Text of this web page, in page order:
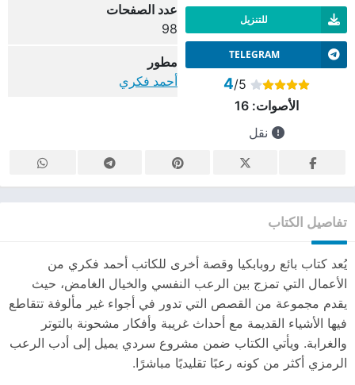
للتنزيل
TELEGRAM
4/5
الأصوات:16
نقل
عدد الصفحات
98
مطور
أحمد فكري
تفاصيل الكتاب
يُعد كتاب بائع روبابكيا وقصة أخرى للكاتب أحمد فكري من
الأعمال التي تمزج بين الرعب النفسي والخيال الغامض، حيث
يقدم مجموعة من القصص التي تدور في أجواء غير مألوفة تتقاطع
فيها الأشياء القديمة مع أحداث غريبة وأفكار مشحونة بالتوتر
والغرابة. ويأتي الكتاب ضمن مشروع سردي يميل إلى أدب الرعب
الرمزي أكثر من كونه رعبًا تقليديًا مباشرًا.